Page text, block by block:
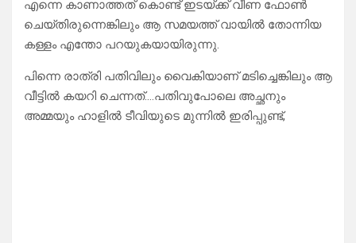
എന്നെ കാണാത്തത് കൊണ്ട് ഇടയ്ക്ക് വീണ ഫോൺ
ചെയ്തിരുന്നെങ്കിലും ആ സമയത്ത് വായിൽ തോന്നിയ
കള്ളം എന്തോ പറയുകയായിരുന്നു.
പിന്നെ രാത്രി പതിവിലും വൈകിയാണ് മടിച്ചെങ്കിലും ആ
വീട്ടിൽ കയറി ചെന്നത്….പതിവുപോലെ അച്ഛനും
അമ്മയും ഹാളിൽ ടീവിയുടെ മുന്നിൽ ഇരിപ്പുണ്ട്,